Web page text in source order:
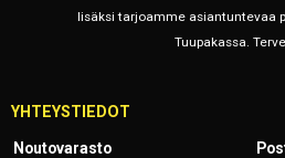
lisäksi tarjoamme asiantuntevaa
Tuupakassa.
YHTEYSTIEDOT
Noutovarasto